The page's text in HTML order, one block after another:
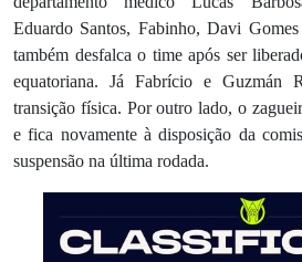
Eduardo Santos, Fabinho, Davi
também desfalca o time após ser
equatoriana. Já Fabrício e Guzmán
transição física. Por outro lado, o
e fica novamente à disposição da
suspensão na última rodada.